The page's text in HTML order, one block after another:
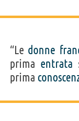
“Le donne
prima entrata
prima